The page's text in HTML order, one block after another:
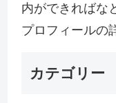
内ができればな
プロフィールの
カテゴリー